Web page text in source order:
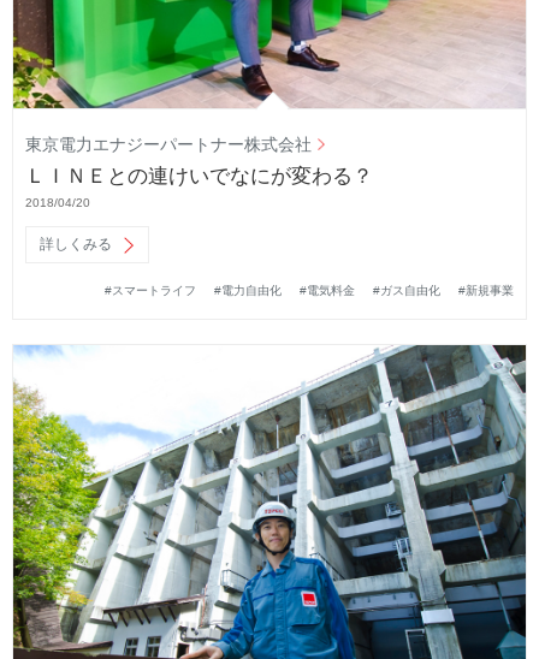
東京電力エナジーパートナー株式会社
ＬＩＮＥとの連けいでなにが変わる？
2018/04/20
詳しくみる
#スマートライフ #電力自由化 #電気料金 #ガス自由化 #新規事業